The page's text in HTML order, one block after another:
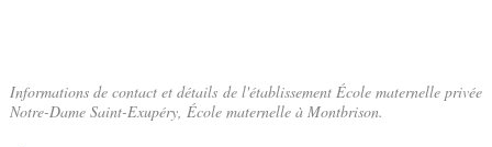
Informations de contact et détails de l'établissement École maternelle privée
Notre-Dame Saint-Exupéry, École maternelle à Montbrison.